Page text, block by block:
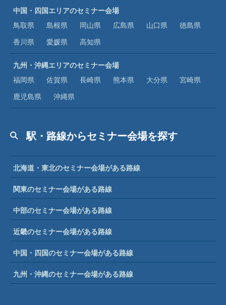
中国・四国エリアのセミナー会場
鳥取県
島根県 岡山県 広島県 山口県
徳島県
香川県
愛媛県 高知県
九州・沖縄エリアのセミナー会場
福岡県
佐賀県 長崎県 熊本県 大分県
宮崎県
鹿児島県
沖縄県
駅・路線からセミナー会場を探す
北海道・東北のセミナー会場がある路線
関東のセミナー会場がある路線
中部のセミナー会場がある路線
近畿のセミナー会場がある路線
中国・四国のセミナー会場がある路線
九州・沖縄のセミナー会場がある路線